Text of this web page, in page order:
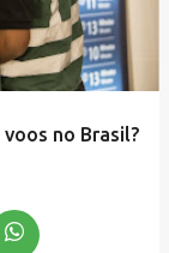
no Brasil?